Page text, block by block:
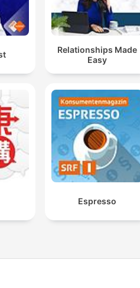
Relationships Made
Easy
Espresso